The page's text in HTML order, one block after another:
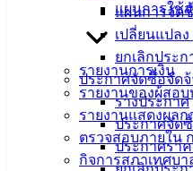
แผนการจัด
เปลี่ยนแปล
ยกเลิกประ
ประกาศจัดซื้อจัดจ้
ร่างประกาศ
ประกาศจัด
ประกาศรา
แผนการใช้
รายงานการเงิน
รายงานของผู้สอ
รายงานแสดงผล
ตรวจสอบภายใน
กิจการสภาเทศบา
อ่างศิลา 90/338
อ.เมือง จ.ชลบุรี